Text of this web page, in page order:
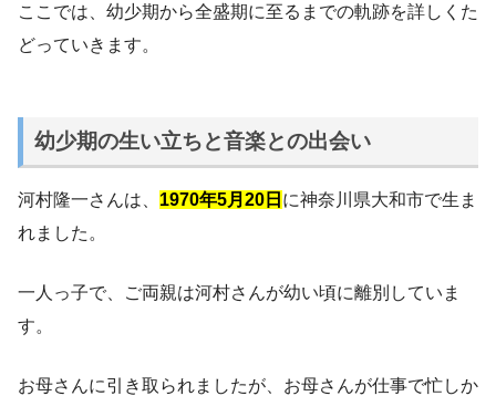
ここでは、幼少期から全盛期に至るまでの軌跡を詳しくた
どっていきます。
幼少期の生い立ちと音楽との出会い
河村隆一さんは、 1970年5月20日 に神奈川県大和市で生ま
れました。
一人っ子で、ご両親は河村さんが幼い頃に離別していま
す。
お母さんに引き取られましたが、お母さんが仕事で忙しか